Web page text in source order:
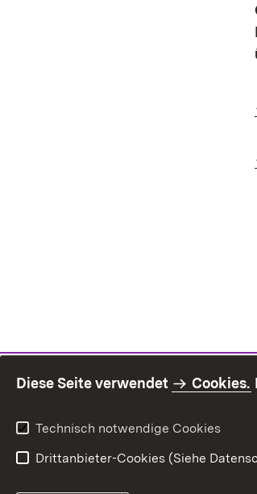
Diese Seite verwendet Cookies.
Technisch notwendige Cookies
Drittanbieter-Cookies (Siehe